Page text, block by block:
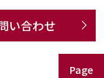
い合わせ
Page